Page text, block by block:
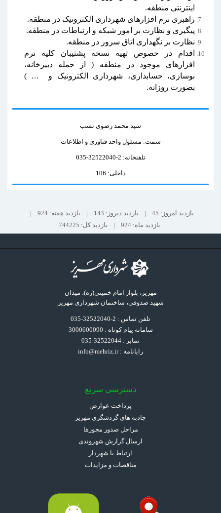
اینترنتی منطقه.
راهبری نرم افزارهای شهرداری الکترونیک در منطقه.
پیگیری و نظارت بر امور شبکه و ارتباطات در منطقه.
نظارت بر نگهداری اتاق سرور در منطقه.
اقدام در خصوص تهیه نسخه پشتیبان کلیه نرم
افزارهای موجود در منطقه ( از جمله دبیرخانه،
نوسازی، حسابداری، شهرداری الکترونیک و … )
بصورت روزانه.
سید محمد رضوی نسب
سمت: مسئول واحد فناوری و اطلاعات
تلفنخانه: 2-32522040-035
داخلی: 106
بازدید امروز: 45 | بازدید دیروز: 143 | بازدید هفته: 924
|
بازدید ماه: 924
| بازدید کل: 744225
مهریز، بلوار امام خمینی(ره)، میدان
شهید صدوقی، ساختمان شهرداری مهریز
تلفن تماس : 2-32522040-035
سامانه پیام کوتاه : 3000600090
نمابر : 32522044-035
رایانامه :info@mehriz.ir
دسترسی سریع
پرداخت عوارض
جاذبه های گردشگری مهریز
مراحل صدور مجوزها
ارسال گزارش شهروندی
ارتباط با شهردار
مناقصات و مزایدات